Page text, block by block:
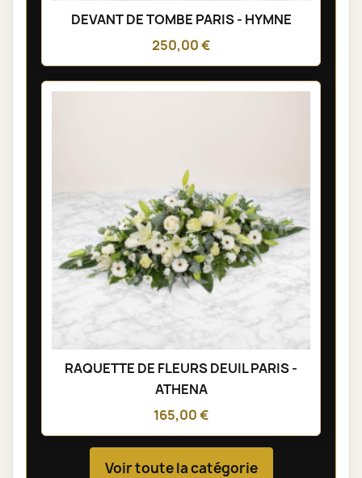
DEVANT DE TOMBE PARIS - HYMNE
250,00 €
RAQUETTE DE FLEURS DEUIL PARIS -
ATHENA
165,00 €
Voir toute la catégorie